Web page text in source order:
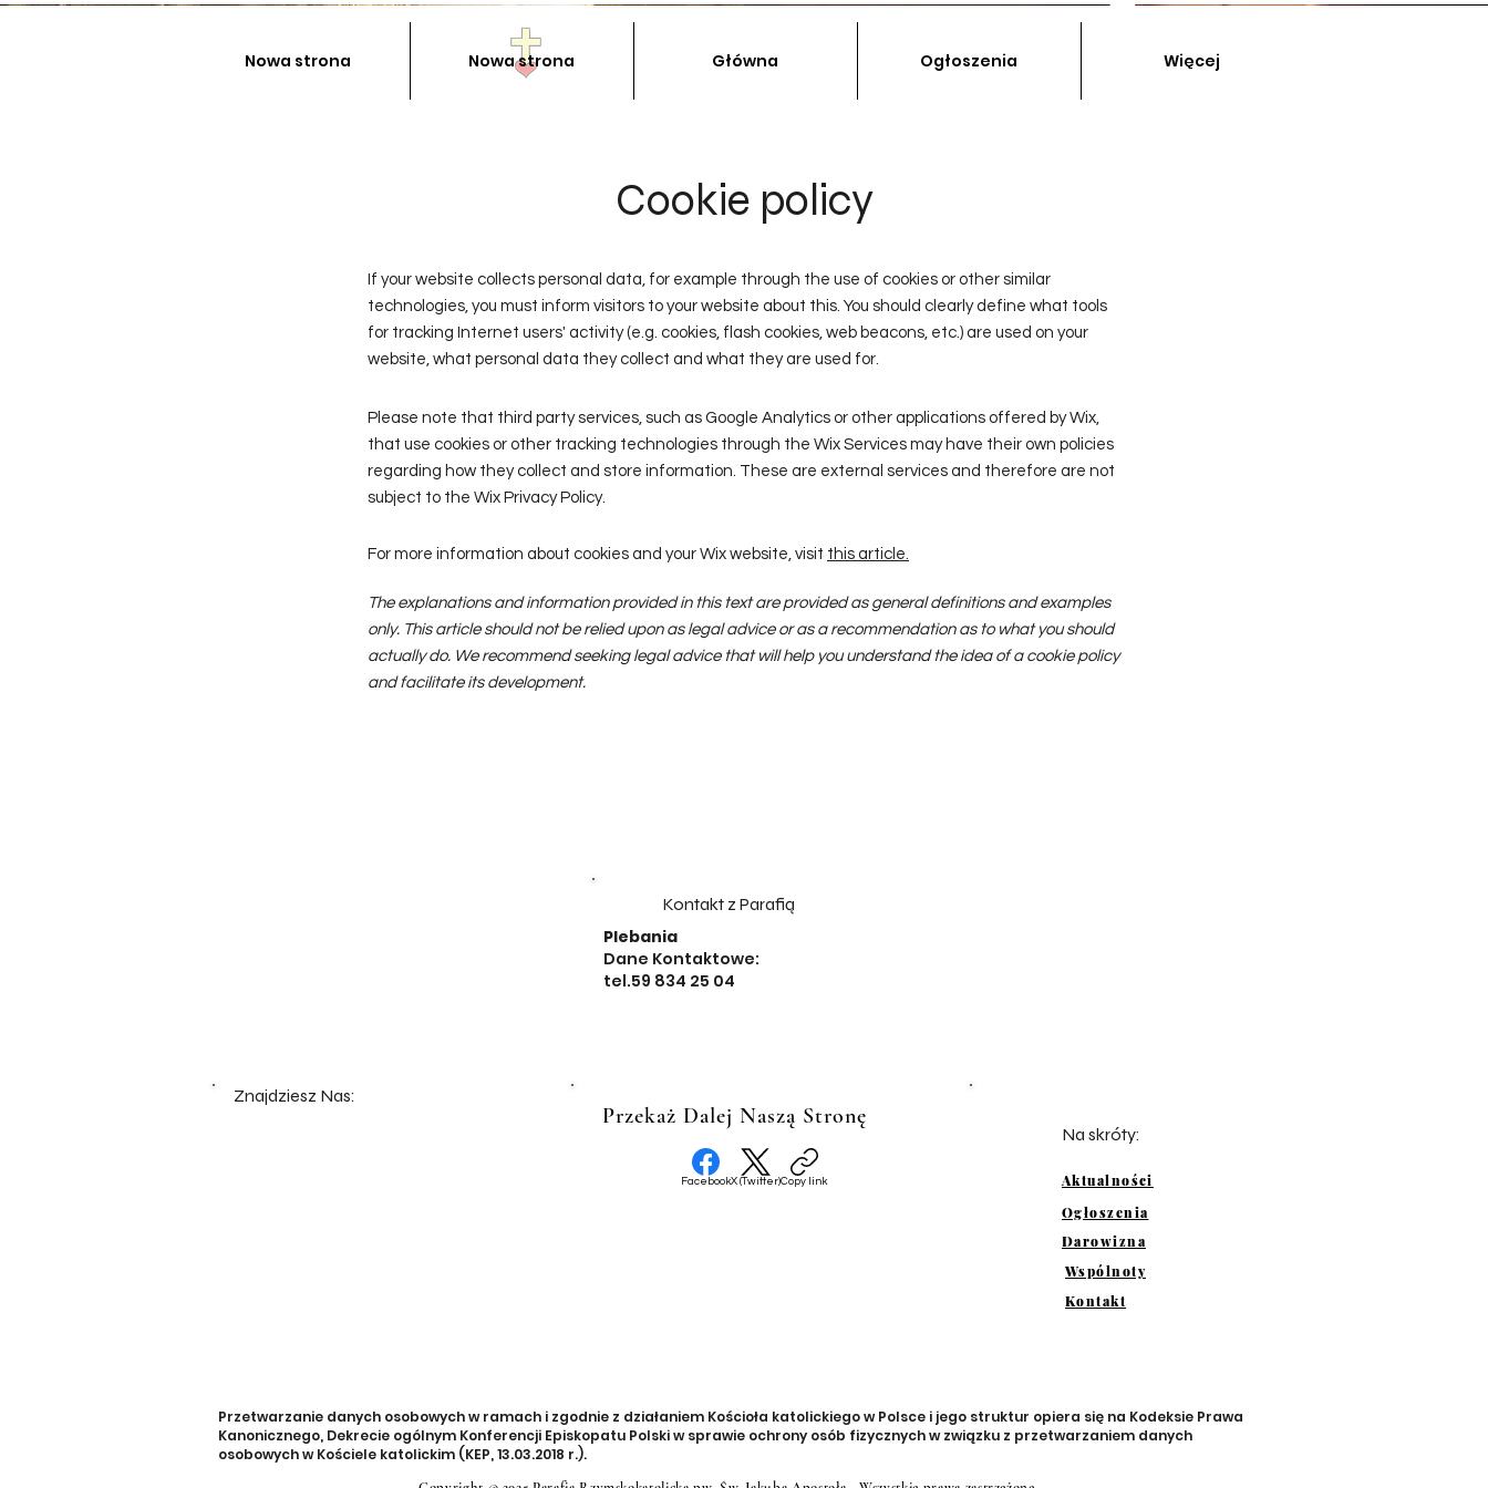
Nowa strona Nowa strona Główna Ogłoszenia Więcej
Cookie policy
If your website collects personal data, for example through the use of cookies or other similar
technologies, you must inform visitors to your website about this. You should clearly define what tools
for tracking Internet users' activity (e.g. cookies, flash cookies, web beacons, etc.) are used on your
website, what personal data they collect and what they are used for.
Please note that third party services, such as Google Analytics or other applications offered by Wix,
that use cookies or other tracking technologies through the Wix Services may have their own policies
regarding how they collect and store information. These are external services and therefore are not
subject to the Wix Privacy Policy.
For more information about cookies and your Wix website, visit this article.
The explanations and information provided in this text are provided as general definitions and examples
only. This article should not be relied upon as legal advice or as a recommendation as to what you should
actually do. We recommend seeking legal advice that will help you understand the idea of a cookie policy
and facilitate its development.
Kontakt z Parafią
Plebania
Dane Kontaktowe:
tel.59 834 25 04
Znajdziesz Nas:
Przekaż Dalej Naszą Stronę
FacebookX (Twitter)Copy link
Na skróty:
Aktualności
Ogłoszenia
Darowizna
Wspólnoty
Kontakt
Przetwarzanie danych osobowych w ramach i zgodnie z działaniem Kościoła katolickiego w Polsce i jego struktur opiera się na Kodeksie Prawa
Kanonicznego, Dekrecie ogólnym Konferencji Episkopatu Polski w sprawie ochrony osób fizycznych w związku z przetwarzaniem danych
osobowych w Kościele katolickim (KEP, 13.03.2018 r.).